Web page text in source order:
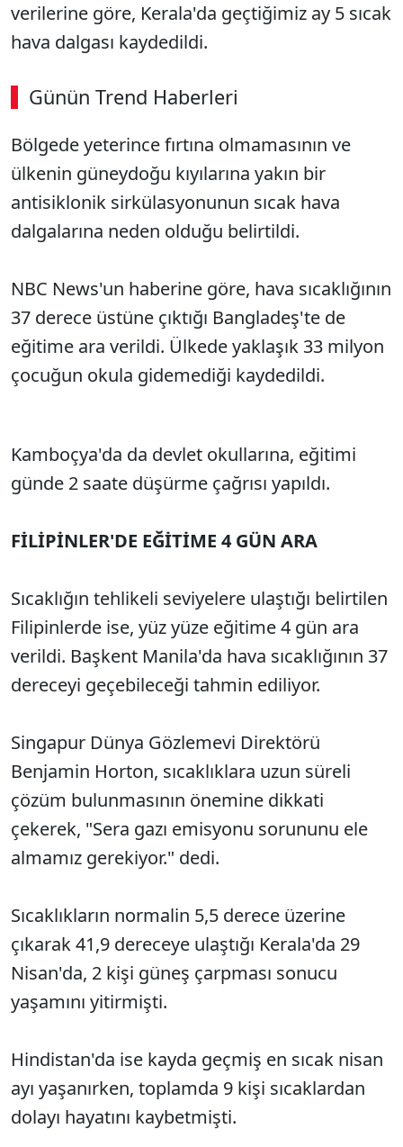
verilerine göre, Kerala'da geçtiğimiz ay 5 sıcak
hava dalgası kaydedildi.
Günün Trend Haberleri
Bölgede yeterince fırtına olmamasının ve
ülkenin güneydoğu kıyılarına yakın bir
antisiklonik sirkülasyonunun sıcak hava
dalgalarına neden olduğu belirtildi.
NBC News'un haberine göre, hava sıcaklığının
37 derece üstüne çıktığı Bangladeş'te de
eğitime ara verildi. Ülkede yaklaşık 33 milyon
çocuğun okula gidemediği kaydedildi.
Kamboçya'da da devlet okullarına, eğitimi
günde 2 saate düşürme çağrısı yapıldı.
FİLİPİNLER'DE EĞİTİME 4 GÜN ARA
Sıcaklığın tehlikeli seviyelere ulaştığı belirtilen
Filipinlerde ise, yüz yüze eğitime 4 gün ara
verildi. Başkent Manila'da hava sıcaklığının 37
dereceyi geçebileceği tahmin ediliyor.
Singapur Dünya Gözlemevi Direktörü
Benjamin Horton, sıcaklıklara uzun süreli
çözüm bulunmasının önemine dikkati
çekerek, "Sera gazı emisyonu sorununu ele
almamız gerekiyor." dedi.
Sıcaklıkların normalin 5,5 derece üzerine
çıkarak 41,9 dereceye ulaştığı Kerala'da 29
Nisan'da, 2 kişi güneş çarpması sonucu
yaşamını yitirmişti.
Hindistan'da ise kayda geçmiş en sıcak nisan
ayı yaşanırken, toplamda 9 kişi sıcaklardan
dolayı hayatını kaybetmişti.